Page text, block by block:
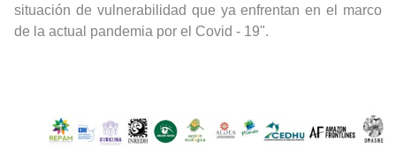
situación de vulnerabilidad que ya enfrentan en el marco
de la actual pandemia por el Covid - 19".